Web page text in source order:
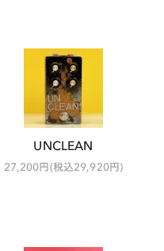
UNCLEAN
27,200円(税込29,920円)